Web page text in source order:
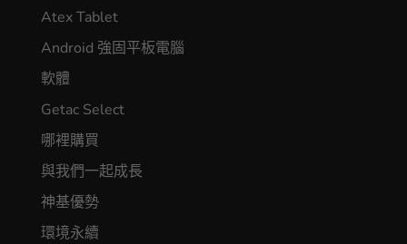
Atex Tablet
Android 強固平板電腦
軟體
Getac Select
哪裡購買
與我們一起成長
神基優勢
環境永續